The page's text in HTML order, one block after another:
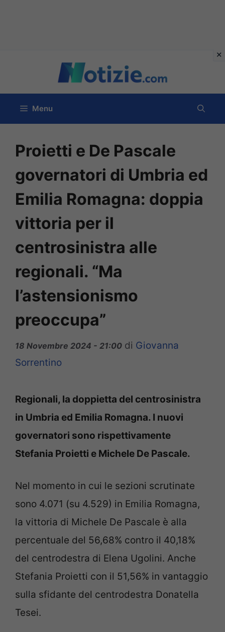
contenuto
Menu
Proietti e De Pascale
governatori di Umbria ed
Emilia Romagna: doppia
vittoria per il
centrosinistra alle
regionali. “Ma
l’astensionismo
preoccupa”
18 Novembre 2024 - 21:00 di Giovanna
Sorrentino
Regionali, la doppietta del centrosinistra
in Umbria ed Emilia Romagna. I nuovi
governatori sono rispettivamente
Stefania Proietti e Michele De Pascale.
Nel momento in cui le sezioni scrutinate
sono 4.071 (su 4.529) in Emilia Romagna,
la vittoria di Michele De Pascale è alla
percentuale del 56,68% contro il 40,18%
del centrodestra di Elena Ugolini. Anche
Stefania Proietti con il 51,56% in vantaggio
sulla sfidante del centrodestra Donatella
Tesei.